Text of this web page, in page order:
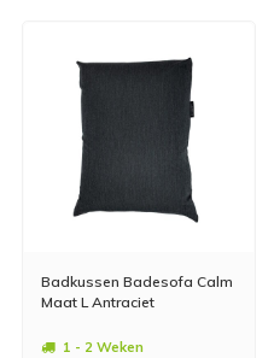
Badkussen Badesofa Calm
Maat L Antraciet
1 - 2 Weken